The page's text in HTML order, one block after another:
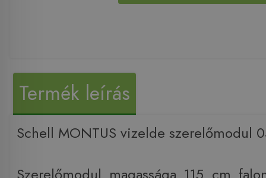
Termék leírás
Schell MONTUS vizelde szerelőmodul